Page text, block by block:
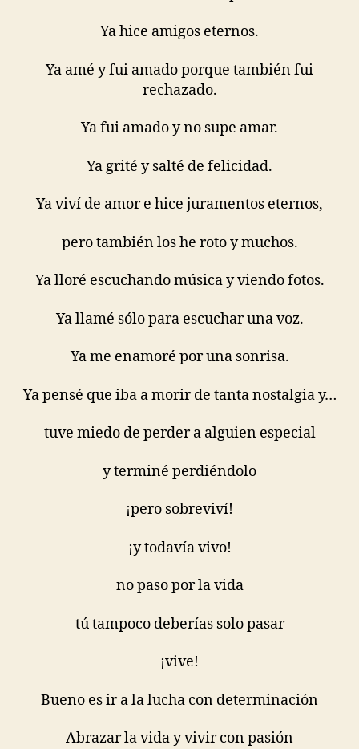
Ya hice amigos eternos.
Ya amé y fui amado porque también fui
rechazado.
Ya fui amado y no supe amar.
Ya grité y salté de felicidad.
Ya viví de amor e hice juramentos eternos,
pero también los he roto y muchos.
Ya lloré escuchando música y viendo fotos.
Ya llamé sólo para escuchar una voz.
Ya me enamoré por una sonrisa.
Ya pensé que iba a morir de tanta nostalgia y…
tuve miedo de perder a alguien especial
y terminé perdiéndolo
¡pero sobreviví!
¡y todavía vivo!
no paso por la vida
tú tampoco deberías solo pasar
¡vive!
Bueno es ir a la lucha con determinación
Abrazar la vida y vivir con pasión